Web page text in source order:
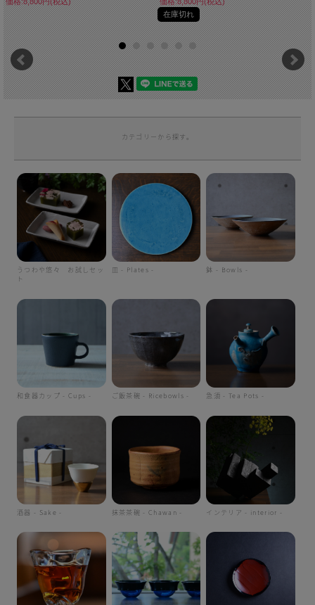
在庫切れ
カテゴリーから探す。
うつわや悠々 お試しセッ
ト
皿 - Plates - 鉢 - Bowls -
和食器カップ - Cups - ご飯茶碗 - Ricebowls - 急須 - Tea Pots -
酒器 - Sake - 抹茶茶碗 - Chawan - インテリア - interior -